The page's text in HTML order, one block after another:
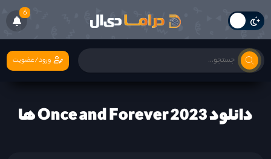
6
ورود/عضویت
دانلود Once and Forever 2023 ها